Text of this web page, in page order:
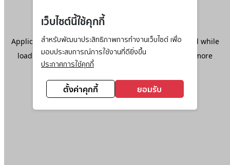
เว็บไซต์นี้ใช้คุกกี้
สำหรับพัฒนาประสิทธิภาพการทำงานเว็บไซต์ เพื่อ
มอบประสบการณ์การใช้งานที่ดียิ่งขึ้น
ประกาศการใช้คุกกี้
ตั้งค่าคุกกี้ ยอมรับ
Application error: aclient-side exception has occurred while
loadingwww.ktc.co.th(see the browser console
for more
information).